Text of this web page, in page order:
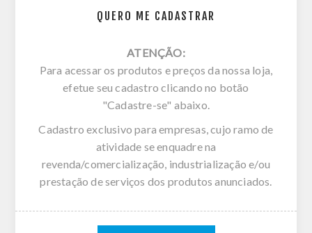
QUERO ME CADASTRAR
ATENÇÃO:
Para acessar os produtos e preços da nossa loja,
efetue seu cadastro clicando no botão
"Cadastre-se" abaixo.
Cadastro exclusivo para empresas, cujo ramo de
atividade se enquadre na
revenda/comercialização, industrialização e/ou
prestação de serviços dos produtos anunciados.